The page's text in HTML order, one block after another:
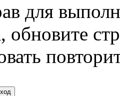
для
обновите